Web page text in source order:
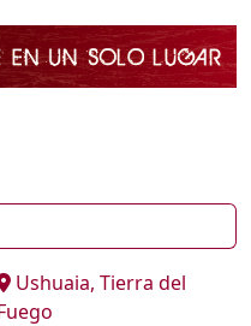
Ushuaia, Tierra del